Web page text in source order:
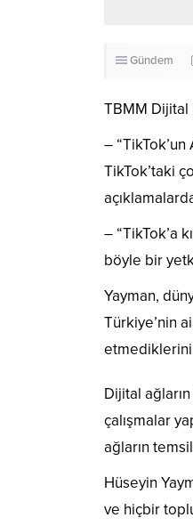
Gündem
TBMM Dijital
–
TikTok’taki
– “TikTok’a
böyle bir
Yayman,
Türkiye’nin
Dijital
çalışmalar
ağların
Hüseyin
ve hiçbir